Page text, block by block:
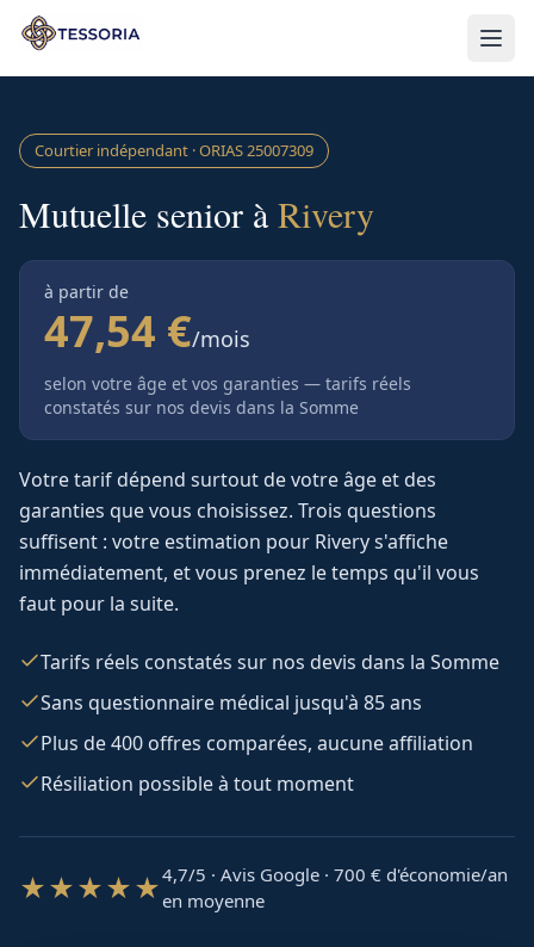
Aller au contenu principal
Courtier indépendant · ORIAS25007309
Mutuelle senior àRivery
à partir de
47,54 €/mois
selon votre âge et vos garanties — tarifs réels
constatés sur nos devis dans la Somme
Votre tarif dépend surtout de votre âge et des
garanties que vous choisissez. Trois questions
suffisent : votre estimation pour Riverys'affiche
immédiatement, et vous prenez le temps qu'il vous
faut pour la suite.
Tarifs réels constatés sur nos devis dans la Somme
Sans questionnaire médical jusqu'à 85 ans
Plus de 400 offres comparées, aucune affiliation
Résiliation possible à tout moment
★★★★★4,7/5 · Avis Google · 700 € d'économie/an
en moyenne